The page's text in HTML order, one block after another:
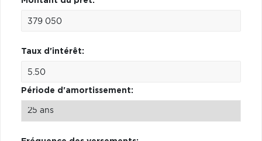
Taux d'intérêt:
Période d'amortissement: